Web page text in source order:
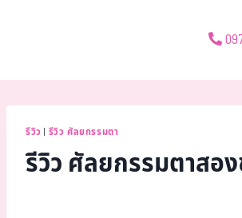
รีวิว | รีวิว ศัลยกรรมตา
รีวิว ศัลยกรรมตาสอ